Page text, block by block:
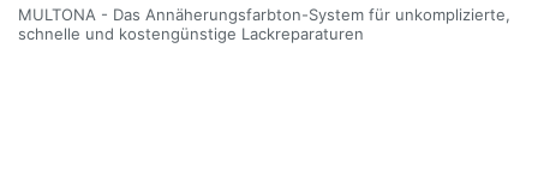
MULTONA - Das Annäherungsfarbton-System für unkomplizierte,
schnelle und kostengünstige Lackreparaturen